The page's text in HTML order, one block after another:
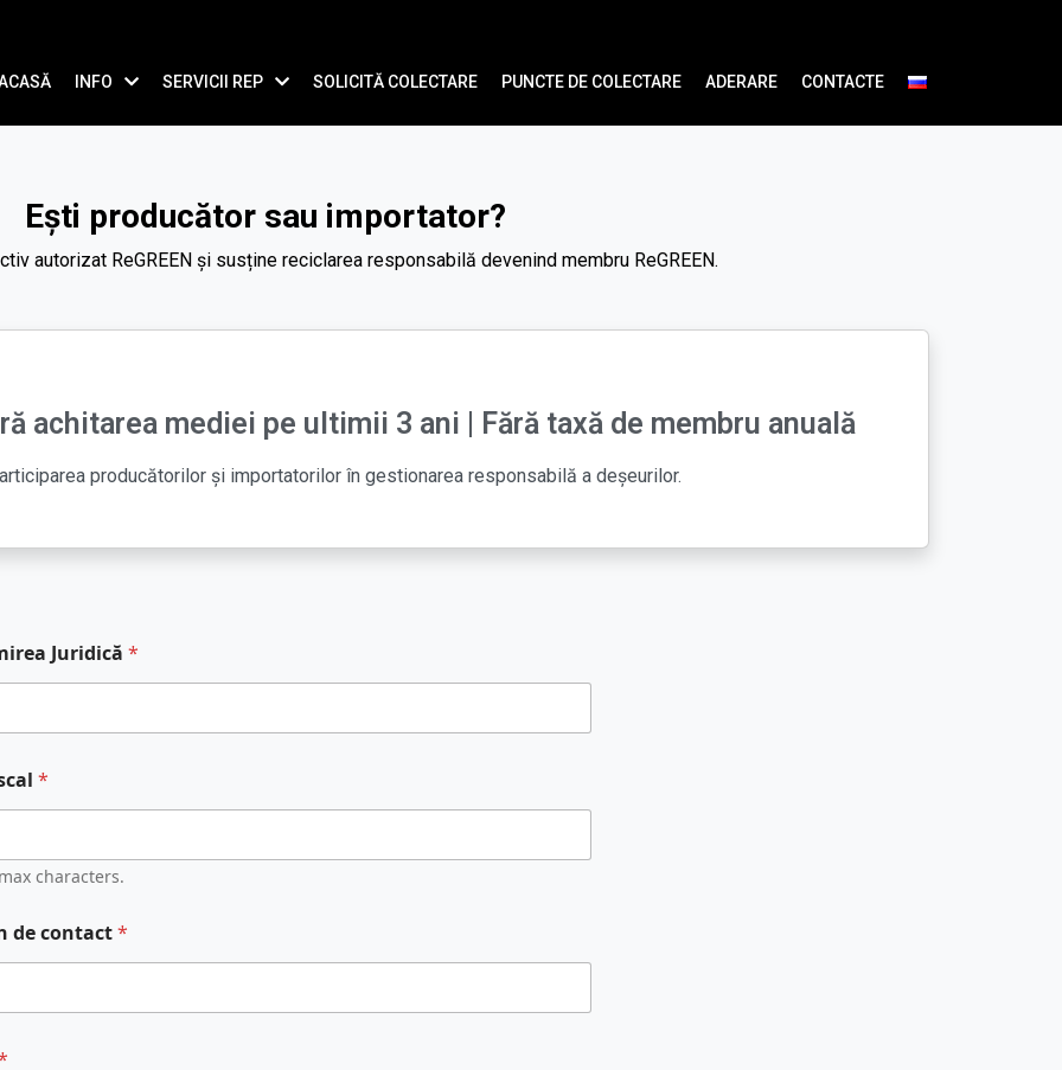
INFO SERVICII REP SOLICITĂ COLECTARE PUNCTE DE COLECTARE ADERARE CONTACTE
Ești producător sau importator?
autorizat ReGREEN și susține reciclarea responsabilă devenind membru ReGREEN.
achitarea mediei pe ultimii 3 ani | Fără taxă de membru anuală
producătorilor și importatorilor în gestionarea responsabilă a deșeurilor.
Juridică *
*
characters.
de contact*